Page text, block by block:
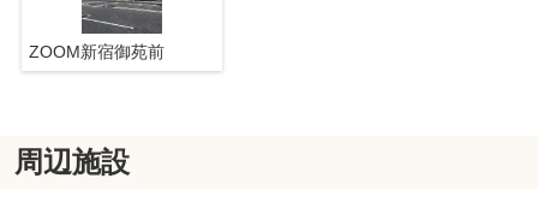
ZOOM新宿御苑前
周辺施設